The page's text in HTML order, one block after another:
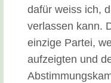
dafür weiss ich,
verlassen kann.
einzige Partei,
aufzeigten und